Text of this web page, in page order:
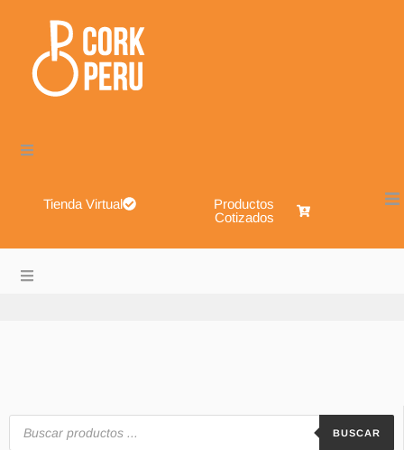
Tienda Virtual
Productos
Cotizados
Contacts
BUSCAR